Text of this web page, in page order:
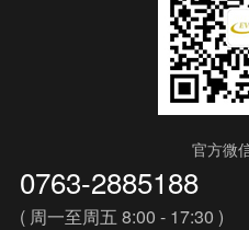
官方微
0763-2885188
( 周一至周五 8:00 - 17:30 )